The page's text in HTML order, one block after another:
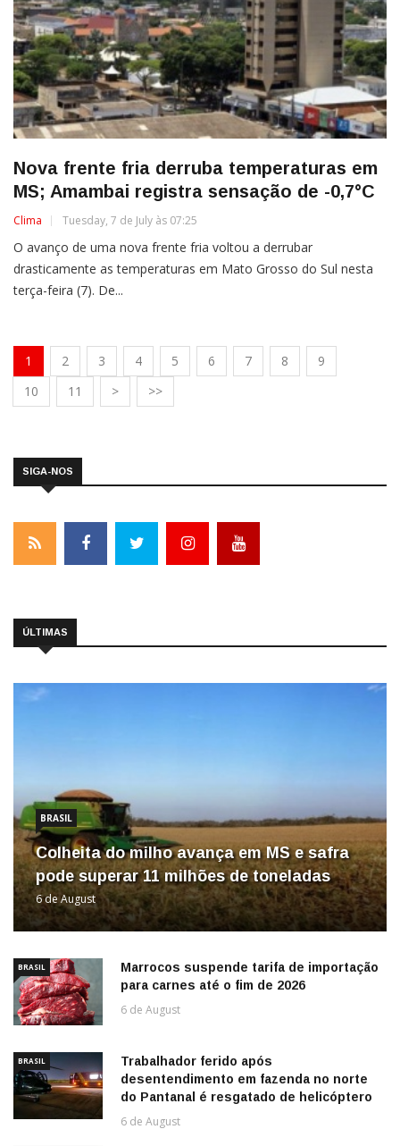
Nova frente fria derruba temperaturas em
MS; Amambai registra sensação de -0,7°C
Clima Tuesday, 7 de July às 07:25
O avanço de uma nova frente fria voltou a derrubar
drasticamente as temperaturas em Mato Grosso do Sul nesta
terça-feira (7). De...
1 2 3 4 5 6 7 8
9
10
11 > >>
SIGA-NOS
ÚLTIMAS
BRASIL
Colheita do milho avança em MS e safra
pode superar 11 milhões de toneladas
6 de August
BRASIL
Marrocos suspende tarifa de importação
para carnes até o fim de 2026
6 de August
BRASIL
Trabalhador ferido após
desentendimento em fazenda no norte
do Pantanal é resgatado de helicóptero
6 de August